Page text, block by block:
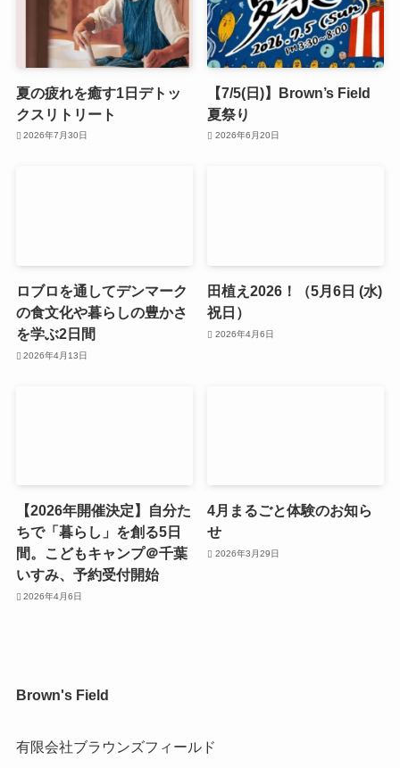
夏の疲れを癒す1日デトッ
クスリトリート
2026年7月30日
【7/5(日)】Brown’s Field
夏祭り
2026年6月20日
ロブロを通してデンマーク
の食文化や暮らしの豊かさ
を学ぶ2日間
2026年4月13日
田植え2026！（5月6日 (水)
祝日）
2026年4月6日
【2026年開催決定】自分た
ちで「暮らし」を創る5日
間。こどもキャンプ＠千葉
いすみ、予約受付開始
2026年4月6日
4月まるごと体験のお知ら
せ
2026年3月29日
Brown's Field
有限会社ブラウンズフィールド